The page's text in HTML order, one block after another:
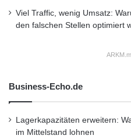
Viel Traffic, wenig Umsatz:
den falschen Stellen optimiert
Business-Echo.de
Lagerkapazitäten erweitern:
im Mittelstand lohnen